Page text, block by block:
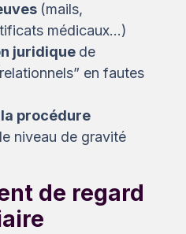
(mails,
médicaux…)
juridique de
en fautes
procédure
niveau de gravité
de regard